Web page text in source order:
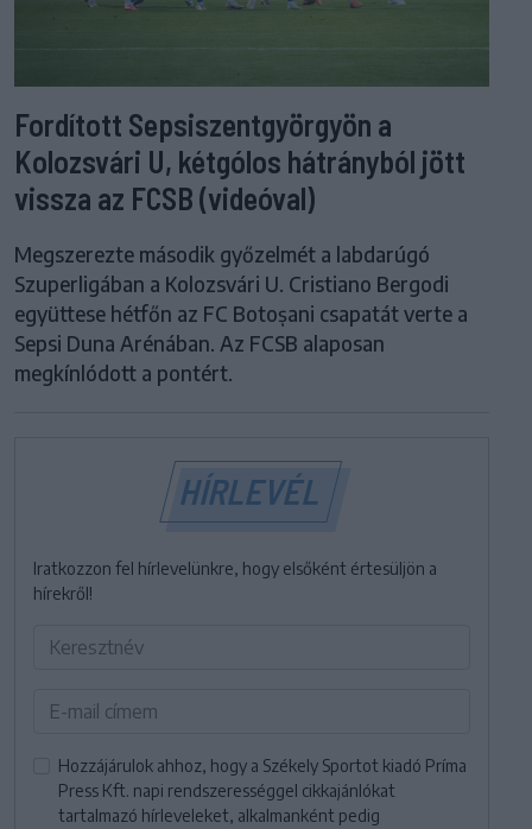
Fordított Sepsiszentgyörgyön a
Kolozsvári U, kétgólos hátrányból jött
vissza az FCSB (videóval)
Megszerezte második győzelmét a labdarúgó
Szuperligában a Kolozsvári U. Cristiano Bergodi
együttese hétfőn az FC Botoșani csapatát verte a
Sepsi Duna Arénában. Az FCSB alaposan
megkínlódott a pontért.
HÍRLEVÉL
Iratkozzon fel hírlevelünkre, hogy elsőként értesüljön a
hírekről!
Hozzájárulok ahhoz, hogy a Székely Sportot kiadó Príma
Press Kft. napi rendszerességgel cikkajánlókat
tartalmazó hírleveleket, alkalmanként pedig